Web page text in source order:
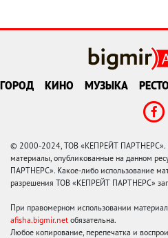
ГОРОД КИНО МУЗЫКА
© 2000-2024, ТОВ «КЕПРЕЙТ ПАРТНЕРС».
материалы, опубликованные на данном
ПАРТНЕРС». Какое-либо использование
разрешения ТОВ «КЕПРЕЙТ ПАРТНЕРС»
При правомерном использовании
afisha.bigmir.net обязательна.
Любое копирование, перепечатка и